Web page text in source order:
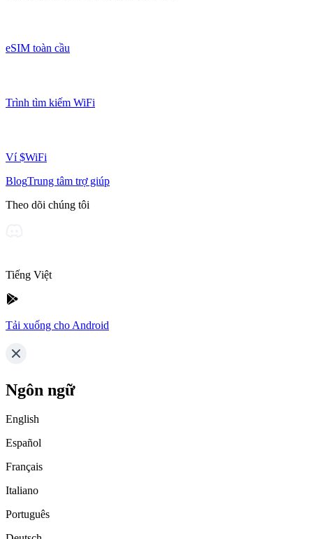
eSIM toàn cầu
Trình tìm kiếm WiFi
Ví $WiFi
BlogTrung tâm trợ giúp
Theo dõi chúng tôi
Tiếng Việt
Tải xuống cho Android
Ngôn ngữ
English
Español
Français
Italiano
Português